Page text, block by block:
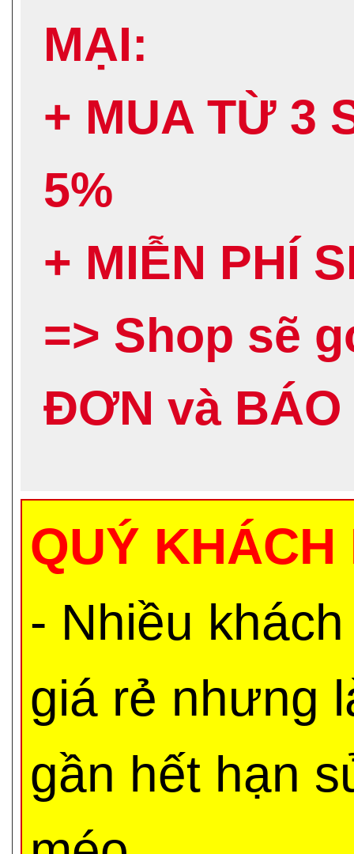
MẠI:
+ MUA TỪ 3
5%
+ MIỄN PHÍ
=> Shop sẽ
ĐƠN và BÁO
QUÝ
- Nhiều
giá rẻ nhưng
gần hết hạn